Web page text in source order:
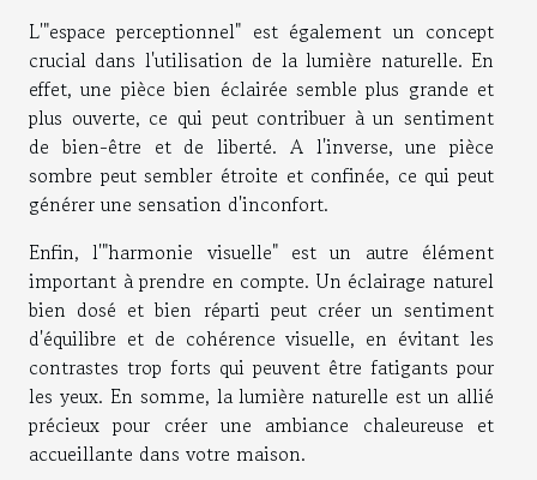
L'"espace perceptionnel" est également un concept
crucial dans l'utilisation de la lumière naturelle. En
effet, une pièce bien éclairée semble plus grande et
plus ouverte, ce qui peut contribuer à un sentiment
de bien-être et de liberté. A l'inverse, une pièce
sombre peut sembler étroite et confinée, ce qui peut
générer une sensation d'inconfort.
Enfin, l'"harmonie visuelle" est un autre élément
important à prendre en compte. Un éclairage naturel
bien dosé et bien réparti peut créer un sentiment
d'équilibre et de cohérence visuelle, en évitant les
contrastes trop forts qui peuvent être fatigants pour
les yeux. En somme, la lumière naturelle est un allié
précieux pour créer une ambiance chaleureuse et
accueillante dans votre maison.